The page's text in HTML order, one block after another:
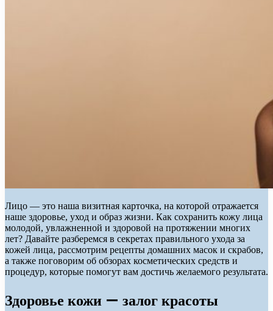
Лицо — это наша визитная карточка, на которой отражается
наше здоровье, уход и образ жизни. Как сохранить кожу лица
молодой, увлажненной и здоровой на протяжении многих
лет? Давайте разберемся в секретах правильного ухода за
кожей лица, рассмотрим рецепты домашних масок и скрабов,
а также поговорим об обзорах косметических средств и
процедур, которые помогут вам достичь желаемого результата.
Здоровье кожи — залог красоты